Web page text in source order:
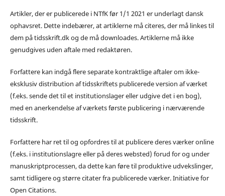
Artikler, der er publicerede i NTfK før 1/1 2021 er underlagt dansk
ophavsret. Dette indebærer, at artiklerne må citeres, der må linkes til
dem på tidsskrift.dk og de må downloades. Artiklerne må ikke
genudgives uden aftale med redaktøren.
Forfattere kan indgå flere separate kontraktlige aftaler om ikke-
eksklusiv distribution af tidsskriftets publicerede version af værket
(f.eks. sende det til et institutionslager eller udgive det i en bog),
med en anerkendelse af værkets første publicering i nærværende
tidsskrift.
Forfattere har ret til og opfordres til at publicere deres værker online
(f.eks. i institutionslagre eller på deres websted) forud for og under
manuskriptprocessen, da dette kan føre til produktive udvekslinger,
samt tidligere og større citater fra publicerede værker. Initiative for
Open Citations.